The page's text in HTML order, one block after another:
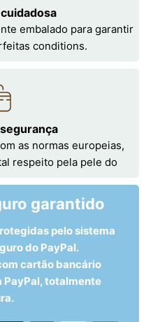
embalado para garantir
conditions.
as normas europeias,
respeito pela pele do
garantido
pelo sistema
do PayPal.
cartão bancário
totalmente